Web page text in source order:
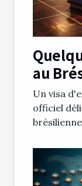
au
Un visa
officiel